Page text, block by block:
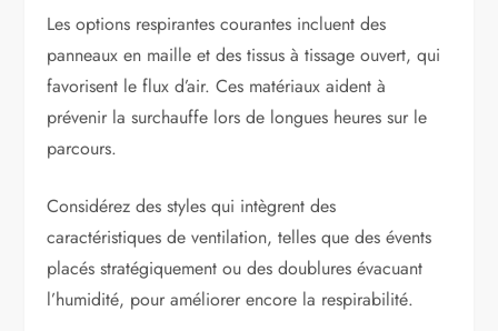
Les options respirantes courantes incluent des
panneaux en maille et des tissus à tissage ouvert, qui
favorisent le flux d’air. Ces matériaux aident à
prévenir la surchauffe lors de longues heures sur le
parcours.
Considérez des styles qui intègrent des
caractéristiques de ventilation, telles que des évents
placés stratégiquement ou des doublures évacuant
l’humidité, pour améliorer encore la respirabilité.